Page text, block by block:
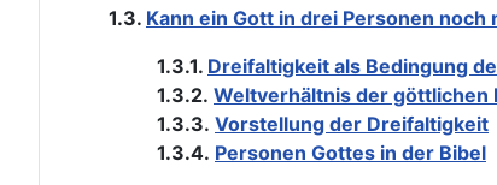
1.3. Kann ein Gott in drei Personen
1.3.1. Dreifaltigkeit als Bedingung
1.3.2. Weltverhältnis der göttlichen
1.3.3. Vorstellung der Dreifaltigkeit
1.3.4. Personen Gottes in der Bibel